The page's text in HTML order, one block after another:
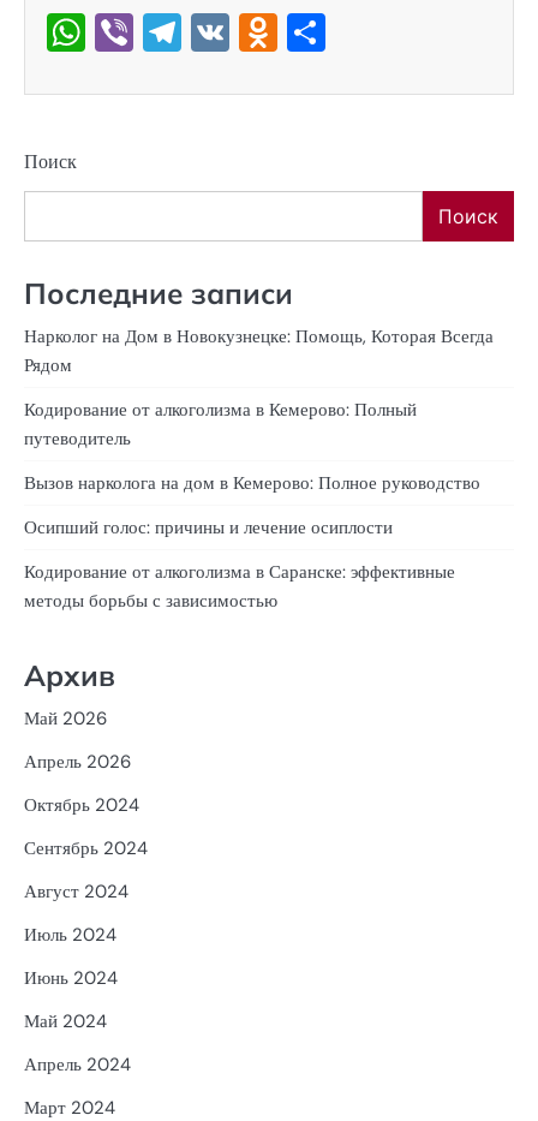
WhatsApp
ViberTelegram
VKOdnoklassniki
Поиск
Поиск
Последние записи
Нарколог на Дом в Новокузнецке: Помощь, Которая Всегда
Рядом
Кодирование от алкоголизма в Кемерово: Полный
путеводитель
Вызов нарколога на дом в Кемерово: Полное руководство
Осипший голос: причины и лечение осиплости
Кодирование от алкоголизма в Саранске: эффективные
методы борьбы с зависимостью
Архив
Май 2026
Апрель 2026
Октябрь 2024
Сентябрь 2024
Август 2024
Июль 2024
Июнь 2024
Май 2024
Апрель 2024
Март 2024